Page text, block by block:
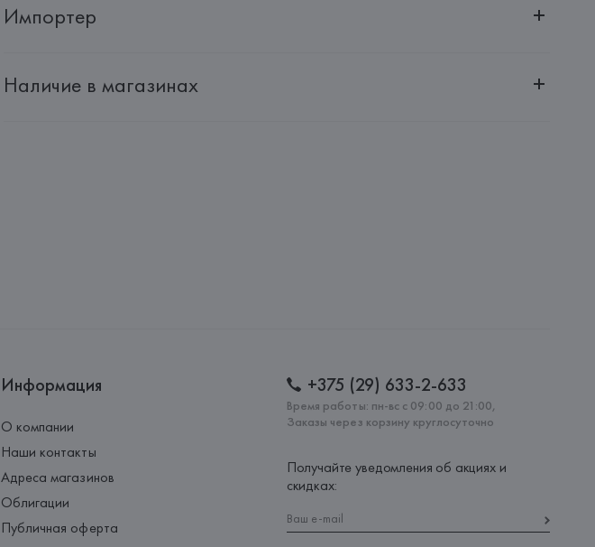
Импортер
Адрес: Республика Беларусь, 220030, г. Минск, ул. Немига, 5, пом. 39, ком. 1
Наличие в магазинах
Информация
О компании
Наши контакты
Адреса магазинов
Облигации
Публичная оферта
+375 (29) 633-2-633
Время работы: пн-вс с 09:00 до 21:00,
Заказы через корзину круглосуточно
Получайте уведомления об акциях и
скидках: